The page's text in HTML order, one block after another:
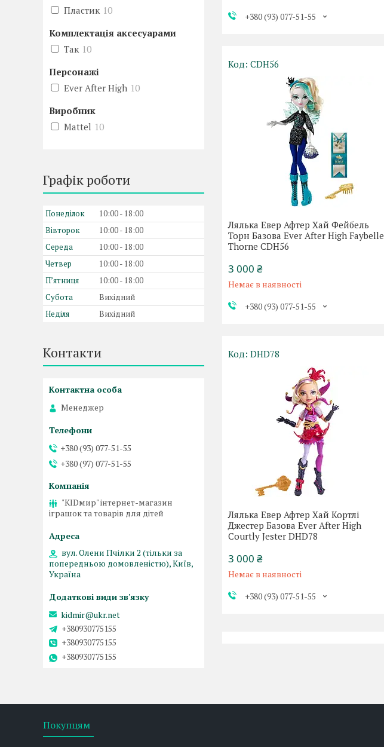
+380 (93) 077-51-55
CDH56
Лялька Евер Афтер Хай Фейбель
Торн Базова Ever After High Faybelle
Thorne CDH56
3 000 ₴
Немає в наявності
+380 (93) 077-51-55
DHD78
Лялька Евер Афтер Хай Кортлі
Джестер Базова Ever After High
Courtly Jester DHD78
3 000 ₴
Немає в наявності
+380 (93) 077-51-55
Пластик 10
Комплектація аксесуарами
Так 10
Персонажі
Ever After High 10
Виробник
Mattel 10
Графік роботи
Понеділок 10:00
18:00
Вівторок
10:00
18:00
Середа
10:00
18:00
Четвер
10:00
18:00
Пʼятниця
10:00
18:00
Субота
Вихідний
Неділя
Вихідний
Контакти
Менеджер
+380 (93) 077-51-55
+380 (97) 077-51-55
"KIDмир" інтернет-магазин
іграшок та товарів для дітей
вул. Олени Пчілки 2 (тільки за
попередньою домовленістю), Київ,
Україна
kidmir@ukr.net
+380930775155
+380930775155
+380930775155
Покупцям